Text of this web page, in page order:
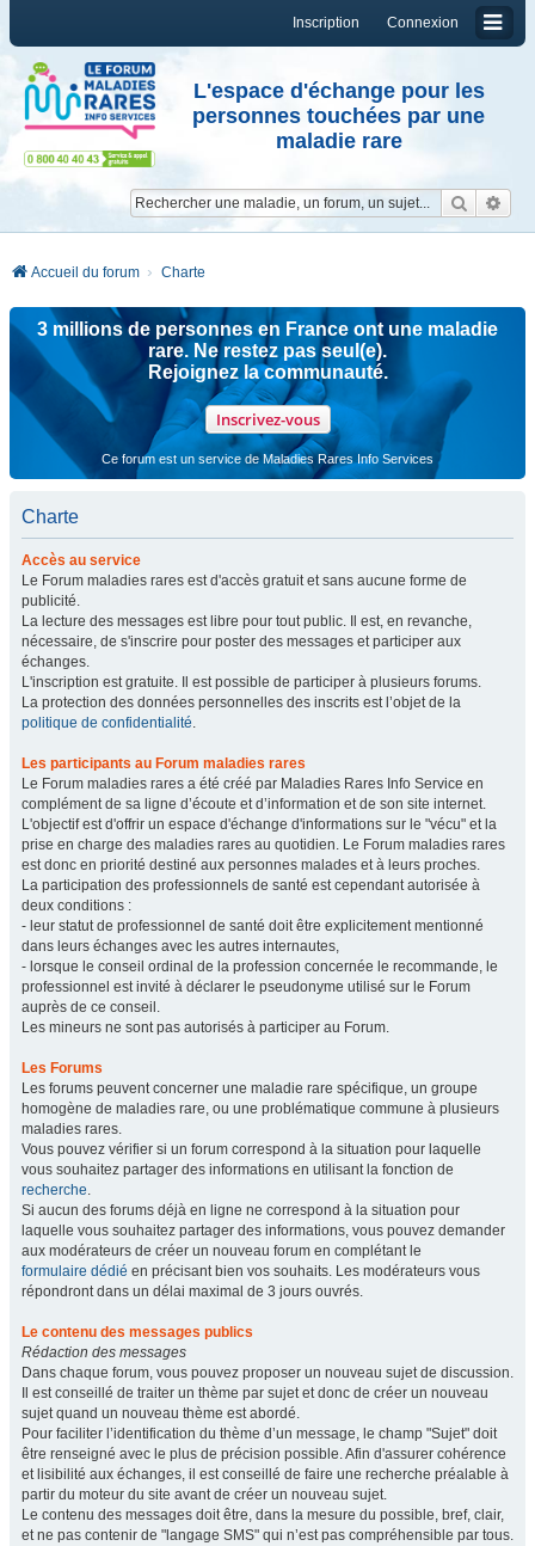
Connexion
Inscription
L'espace d'échange pour les
personnes touchées par une
maladie rare
Accueil du forum Charte
3 millions de personnes en France ont une maladie
rare. Ne restez pas seul(e).
Rejoignez la communauté.
Inscrivez-vous
Ce forum est un service de Maladies Rares Info Services
Charte
Accès au service
Le Forum maladies rares est d'accès gratuit et sans aucune forme de
publicité.
La lecture des messages est libre pour tout public. Il est, en revanche,
nécessaire, de s'inscrire pour poster des messages et participer aux
échanges.
L'inscription est gratuite. Il est possible de participer à plusieurs forums.
La protection des données personnelles des inscrits est l’objet de la
politique de confidentialité.
Les participants au Forum maladies rares
Le Forum maladies rares a été créé par Maladies Rares Info Service en
complément de sa ligne d’écoute et d’information et de son site internet.
L'objectif est d'offrir un espace d'échange d'informations sur le "vécu" et la
prise en charge des maladies rares au quotidien. Le Forum maladies rares
est donc en priorité destiné aux personnes malades et à leurs proches.
La participation des professionnels de santé est cependant autorisée à
deux conditions :
- leur statut de professionnel de santé doit être explicitement mentionné
dans leurs échanges avec les autres internautes,
- lorsque le conseil ordinal de la profession concernée le recommande, le
professionnel est invité à déclarer le pseudonyme utilisé sur le Forum
auprès de ce conseil.
Les mineurs ne sont pas autorisés à participer au Forum.
Les Forums
Les forums peuvent concerner une maladie rare spécifique, un groupe
homogène de maladies rare, ou une problématique commune à plusieurs
maladies rares.
Vous pouvez vérifier si un forum correspond à la situation pour laquelle
vous souhaitez partager des informations en utilisant la fonction de
recherche.
Si aucun des forums déjà en ligne ne correspond à la situation pour
laquelle vous souhaitez partager des informations, vous pouvez demander
aux modérateurs de créer un nouveau forum en complétant le
formulaire dédié en précisant bien vos souhaits. Les modérateurs vous
répondront dans un délai maximal de 3 jours ouvrés.
Le contenu des messages publics
Rédaction des messages
Dans chaque forum, vous pouvez proposer un nouveau sujet de discussion.
Il est conseillé de traiter un thème par sujet et donc de créer un nouveau
sujet quand un nouveau thème est abordé.
Pour faciliter l’identification du thème d’un message, le champ "Sujet" doit
être renseigné avec le plus de précision possible. Afin d'assurer cohérence
et lisibilité aux échanges, il est conseillé de faire une recherche préalable à
partir du moteur du site avant de créer un nouveau sujet.
Le contenu des messages doit être, dans la mesure du possible, bref, clair,
et ne pas contenir de "langage SMS" qui n’est pas compréhensible par tous.